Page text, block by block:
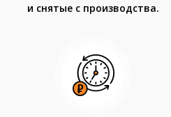
и снятые с производства.